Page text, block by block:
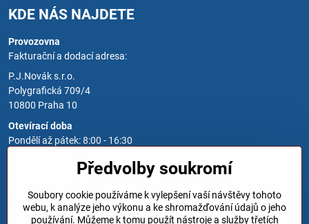
KDE NÁS NAJDETE
Provozovna
Fakturační a dodací adresa:
P.J.Novák s.r.o.
Polygrafická 709/4
10800 Praha 10
Otevírací doba
Pondělí až pátek: 8:00 - 16:30
Zavoláme Vám zpět
Předvolby soukromí
Soubory cookie používáme k vylepšení vaší návštěvy tohoto
webu, k analýze jeho výkonu a ke shromažďování údajů o jeho
používání. Můžeme k tomu použít nástroje a služby třetích